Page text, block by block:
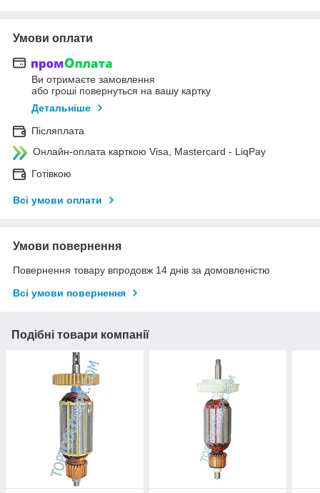
Умови оплати
Ви отримаєте замовлення
або гроші повернуться на вашу картку
Детальніше
Післяплата
Онлайн-оплата карткою Visa, Mastercard - LiqPay
Готівкою
Всі умови оплати
Умови повернення
Повернення товару впродовж 14 днів за домовленістю
Всі умови повернення
Подібні товари компанії